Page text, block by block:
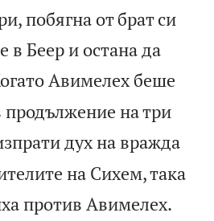
побягна от брат си
в Беер и остана да
Авимелех беше
продължение на три
дух на вражда
на Сихем, така
против Авимелех.